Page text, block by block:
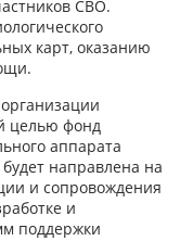
СВО.
карт, оказанию
целью фонд
аппарата
направлена на
и сопровождения
и
поддержки